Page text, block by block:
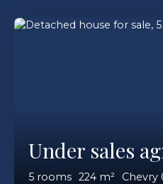
Under sales
5 rooms 224 m² Chevry